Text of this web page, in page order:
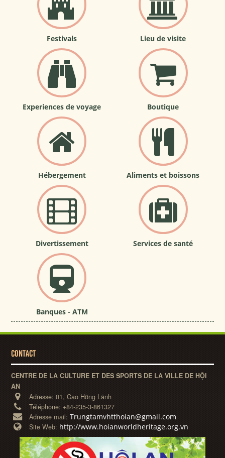
Festivals Lieu de visite
Experiences de voyage Boutique
Hébergement Aliments et boissons
Divertissement Services de santé
Banques - ATM
CONTACT
CENTRE DE LA CULTURE ET DES SPORTS DE LA VILLE DE HỘI
AN
Adresse:01, Cao Hồng Lãnh
Téléphone:+84-235-3-861327
Adresse mail:Trungtamvhtthoian@gmail.com
Site Web: http://www.hoianworldheritage.org.vn